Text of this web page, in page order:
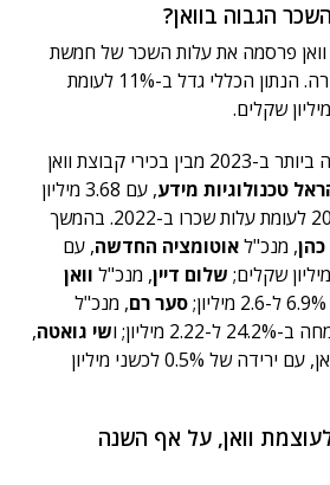
הגבוה בוואן?
וואן פרסמה את עלות השכר של חמשת
בעלי השכר הגבוה בחברה. הנתון הכללי גדל ב-11% לעומת
בעל עלות השכר הגבוהה ביותר ב-2023 מבין בכירי קבוצת וואן
טכנולוגיות מידע
, עם 3.68 מיליון
שקלים – גידול של 20.2% לעומת עלות שכרו ב-2022. בהמשך
, מנכ"לאוטומציה החדשה, עם
שלום דיין, מנכ"ל וואן
סער רם, מנכ"ל
שי גואטה,
מנהל חטיבת BPO ב-וואן, עם ירידה של 0.5% לכשני מיליון
וואן, על אף השנה